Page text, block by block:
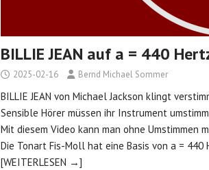
BILLIE JEAN auf a = 440
2025-02-16 Bernd Michael Sommer
BILLIE JEAN von Michael Jackson klingt
Sensible Hörer müssen ihr Instrument
Mit diesem Video kann man ohne Umstimmen
Die Tonart Fis-Moll hat eine Basis von a = 440
[WEITERLESEN →]